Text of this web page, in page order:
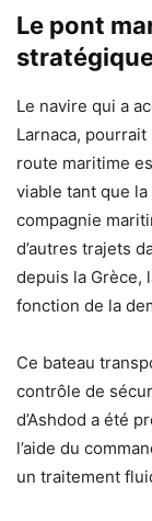
Le pont
Le navire qui a
Larnaca, pourrait
route maritime
viable tant que
compagnie
d’autres trajets
depuis la Grèce,
fonction de la
Ce bateau
contrôle de
d’Ashdod a été
l’aide du
un traitement